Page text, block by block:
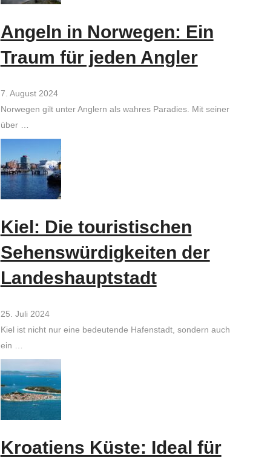
Angeln in Norwegen: Ein
Traum für jeden Angler
7. August 2024
Norwegen gilt unter Anglern als wahres Paradies. Mit seiner
über …
Kiel: Die touristischen
Sehenswürdigkeiten der
Landeshauptstadt
25. Juli 2024
Kiel ist nicht nur eine bedeutende Hafenstadt, sondern auch
ein …
Kroatiens Küste: Ideal für